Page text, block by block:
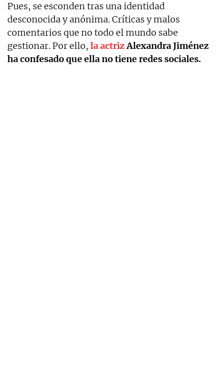
Pues, se esconden tras una identidad
desconocida y anónima. Críticas y malos
comentarios que no todo el mundo sabe
gestionar. Por ello, la actrizAlexandra Jiménez
ha confesado que ella no tiene redes sociales.